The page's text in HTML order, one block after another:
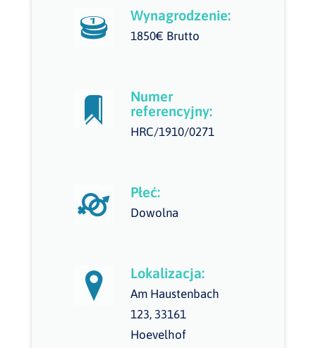
Wynagrodzenie:
1850€ Brutto
Numer
referencyjny:
HRC/1910/0271
Płeć:
Dowolna
Lokalizacja:
Am Haustenbach
123, 33161
Hoevelhof